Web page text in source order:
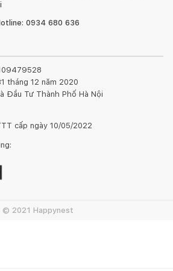
h
Không
275x1400x750 mm
40 kg
630x800x300 mm
44 kg
0934 680 636
tháng 12 năm 2020
Đầu Tư Thành Phố Hà Nội
cấp ngày 10/05/2022
© 2021 Happynest